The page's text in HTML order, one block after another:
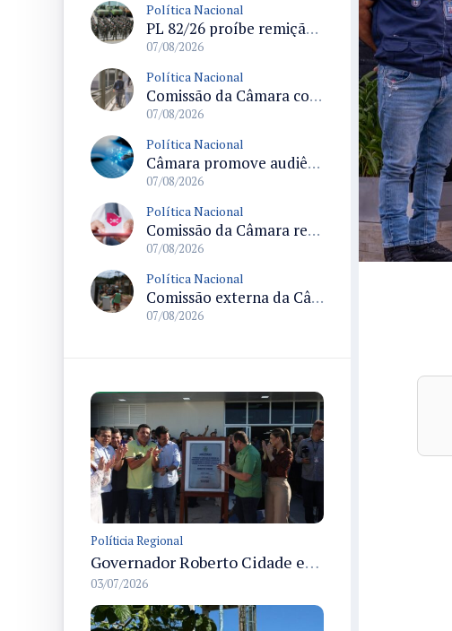
Política Nacional
PL 82/26 proíbe remição de pena por trabalho em funções militares para condenados por crimes contra o Estado Democrático de Direito
07/08/2026
Política Nacional
Comissão da Câmara convoca audiência para discutir misoginia nas escolas e universidades após divulgação de listas misóginas
07/08/2026
Política Nacional
Câmara promove audiência sobre Marco de Fomento à Economia Digital e impactos da inteligência artificial
07/08/2026
Política Nacional
Comissão da Câmara realiza audiência sobre apostas online para medir o tamanho do mercado ilegal
07/08/2026
Política Nacional
Comissão externa da Câmara convoca audiência pública sobre chuvas na Zona da Mata de Minas Gerais e impactos em Juiz de Fora
07/08/2026
Políticia Regional
Governador Roberto Cidade entrega readequação do ambulatório da FCecon e amplia capacidade de atendimento oncológico em Manaus
03/07/2026